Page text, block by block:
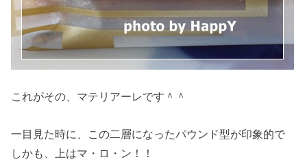
これがその、マテリアーレです＾＾
一目見た時に、この二層になったパウンド型が印象的で
しかも、上はマ・ロ・ン！！